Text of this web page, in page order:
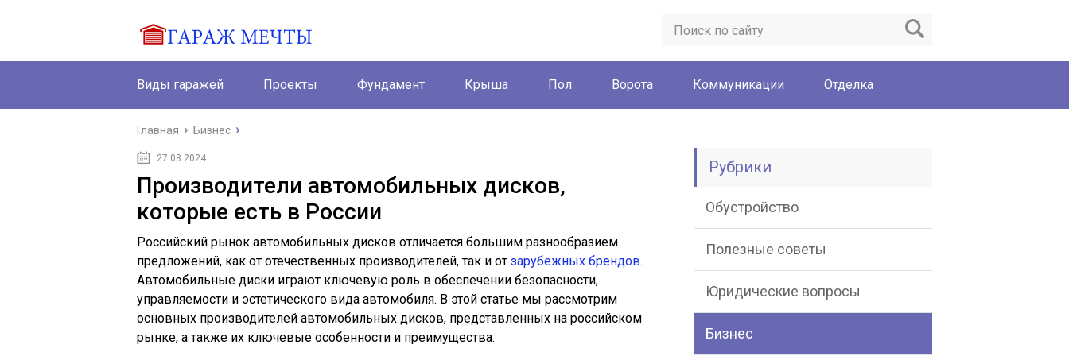
Виды гаражей Проекты Фундамент Крыша Пол Ворота Коммуникации Отделка
Главная Бизнес
27.08.2024
Производители автомобильных дисков,
которые есть в России
Российский рынок автомобильных дисков отличается большим разнообразием
предложений, как от отечественных производителей, так и от зарубежных брендов.
Автомобильные диски играют ключевую роль в обеспечении безопасности,
управляемости и эстетического вида автомобиля. В этой статье мы рассмотрим
основных производителей автомобильных дисков, представленных на российском
рынке, а также их ключевые особенности и преимущества.
Рубрики
Обустройство
Полезные советы
Юридические вопросы
Бизнес